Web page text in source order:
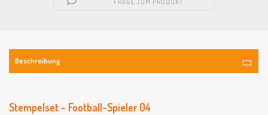
Beschreibung
Stempelset - Football-Spieler 04